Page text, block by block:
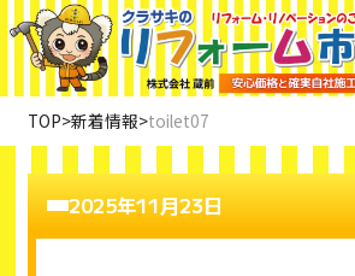
TOP>新着情報>toilet07
2025年11月23日